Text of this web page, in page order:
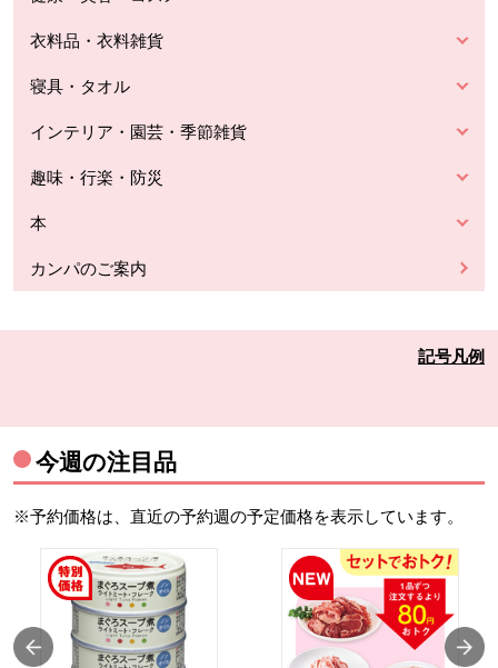
衣料品・衣料雑貨
寝具・タオル
インテリア・園芸・季節雑貨
趣味・行楽・防災
本
カンパのご案内
記号凡例
今週の注目品
※予約価格は、直近の予約週の予定価格を表示しています。